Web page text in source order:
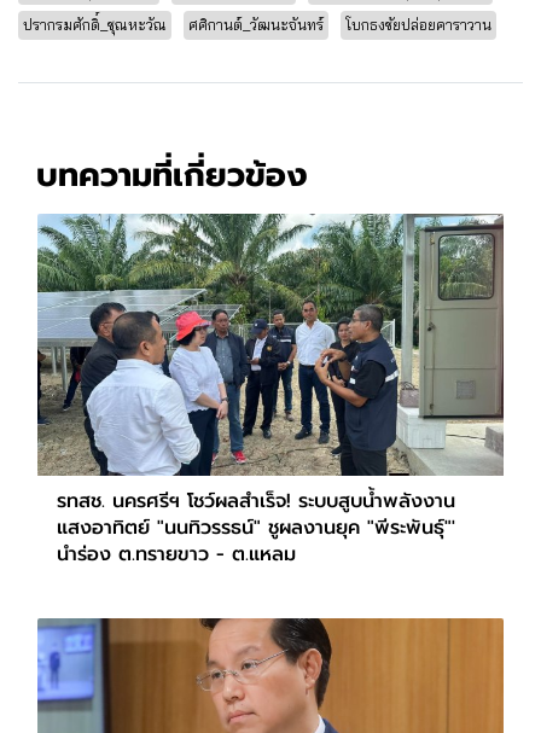
ปรากรมศักดิ์_ชุณหะวัณ
ศศิกานต์_วัฒนะจันทร์ โบกธงชัยปล่อยคาราวาน
บทความที่เกี่ยวข้อง
รทสช. นครศรีฯ โชว์ผลสำเร็จ! ระบบสูบน้ำพลังงาน
แสงอาทิตย์ "นนทิวรรธน์" ชูผลงานยุค "พีระพันธุ์"'
นำร่อง ต.ทรายขาว - ต.แหลม